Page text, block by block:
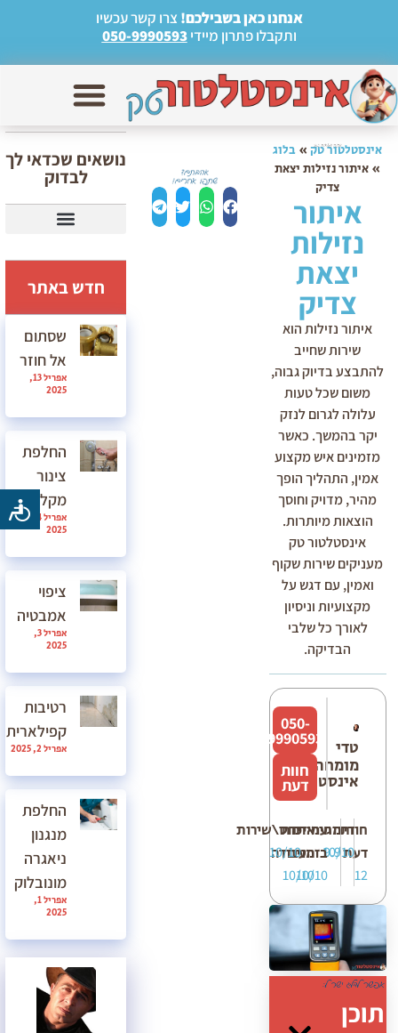
אנחנו כאן בשבילכם! צרו קשר עכשיו
ותקבלו פתרון מיידי050-9990593
אינסטלטור טק» בלוג
» איתור נזילות יצאת
צדיק
איתור
נזילות
יצאת
צדיק
איתור נזילות הוא
שירות שחייב
להתבצע בדיוק גבוה,
משום שכל טעות
עלולה לגרום לנזק
יקר בהמשך. כאשר
מזמינים איש מקצוע
אמין, התהליך הופך
מהיר, מדויק וחוסך
הוצאות מיותרות.
אינסטלטור טק
מעניקים שירות שקוף
ואמין, עם דגש על
מקצועיות וניסיון
לאורך כל שלבי
הבדיקה.
טדי
מומחה
אינסטלציה
050-
9990593
חוות
דעת
חוות
דעת
12
דירוג
10/10
מחיר
9.9
עמידה
בזמנים
10/10
איכות
העבודה
10/10
יחס\שירות
10/10
תוכן
נושאים שכדאי לך
לבדוק
חדש באתר
שסתום
אל חוזר
אפריל 13,
2025
החלפת
צינור
מקלחת
2025
ציפוי
אמבטיה
אפריל 3,
2025
רטיבות
קפילארית
אפריל 2, 2025
החלפת
מנגנון
ניאגרה
מונובלוק
אפריל 1,
2025